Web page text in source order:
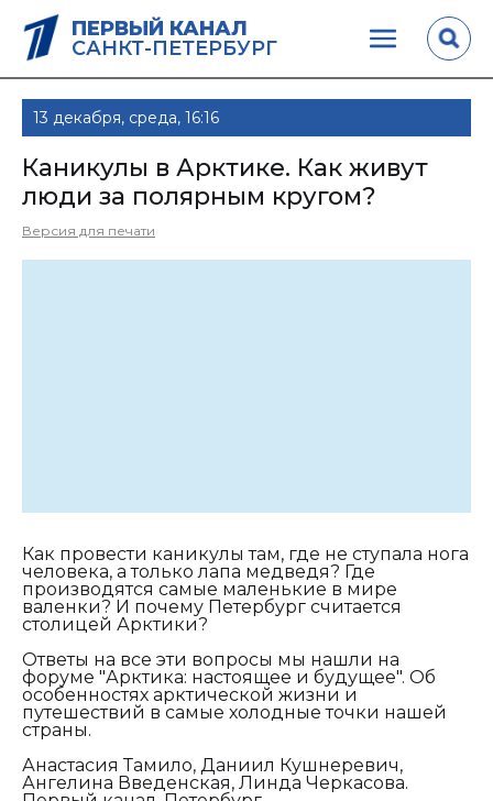
ПЕРВЫЙ КАНАЛ
САНКТ-ПЕТЕРБУРГ
13 декабря, среда, 16:16
Каникулы в Арктике. Как живут
люди за полярным кругом?
Версия для печати
Как провести каникулы там, где не ступала нога
человека, а только лапа медведя? Где
производятся самые маленькие в мире
валенки? И почему Петербург считается
столицей Арктики?
Ответы на все эти вопросы мы нашли на
форуме "Арктика: настоящее и будущее". Об
особенностях арктической жизни и
путешествий в самые холодные точки нашей
страны.
Анастасия Тамило, Даниил Кушнеревич,
Ангелина Введенская, Линда Черкасова.